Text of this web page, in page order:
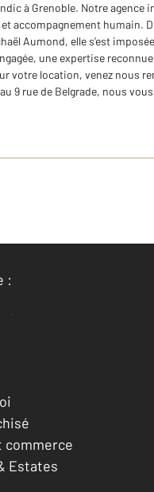
à Grenoble. Notre agence
accompagnement humain.
Aumond, elle s’est
une expertise
votre location, venez nous
9 rue de Belgrade, nous
:
mon compte
commerce
Estates